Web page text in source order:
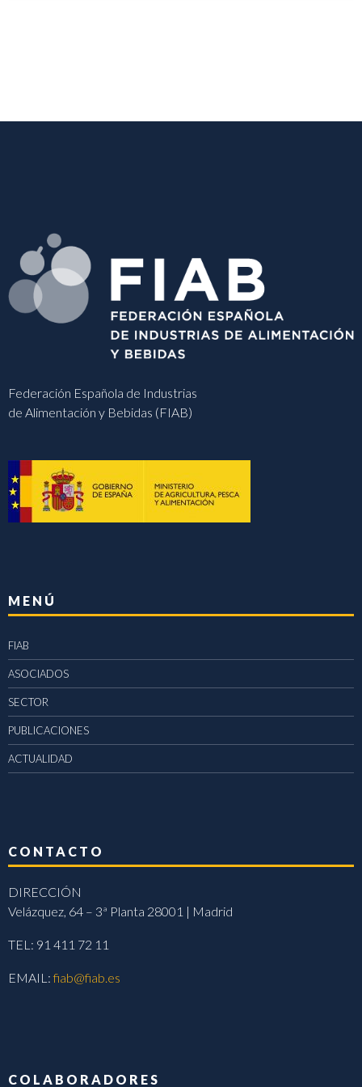
Federación Española de Industrias
de Alimentación y Bebidas (FIAB)
MENÚ
FIAB
ASOCIADOS
SECTOR
PUBLICACIONES
ACTUALIDAD
CONTACTO
DIRECCIÓN
Velázquez, 64 – 3ª Planta 28001 | Madrid
TEL: 91 411 72 11
EMAIL:fiab@fiab.es
COLABORADORES